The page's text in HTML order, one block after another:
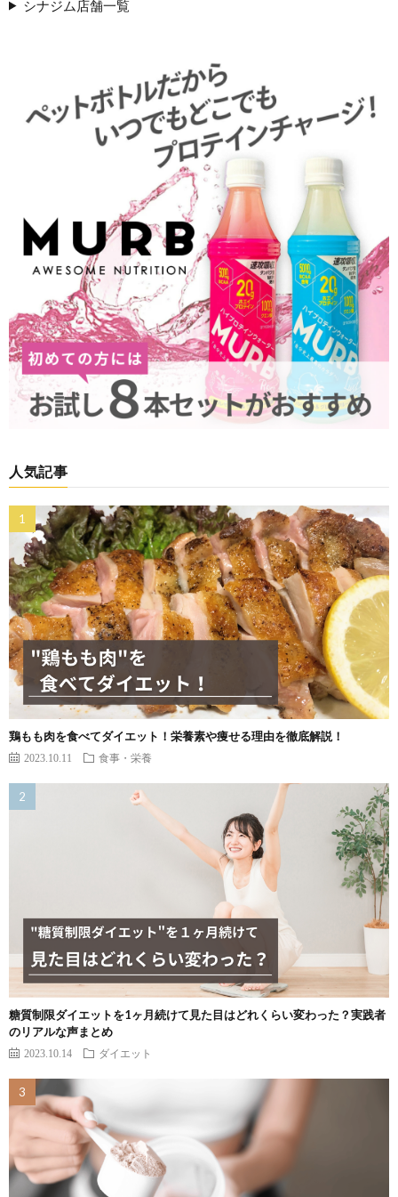
シナジム店舗一覧
人気記事
鶏もも肉を食べてダイエット！栄養素や痩せる理由を徹底解説！
2023.10.11 食事・栄養
糖質制限ダイエットを1ヶ月続けて見た目はどれくらい変わった？実践者
のリアルな声まとめ
2023.10.14 ダイエット